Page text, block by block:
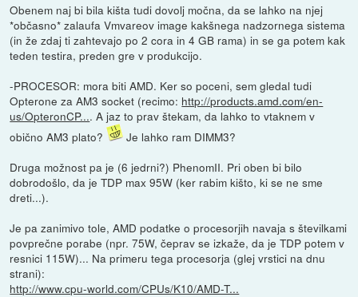
Obenem naj bi bila kišta tudi dovolj močna, da se lahko na njej
*občasno* zalaufa Vmvareov image kakšnega nadzornega sistema
(in že zdaj ti zahtevajo po 2 cora in 4 GB rama) in se ga potem kak
teden testira, preden gre v produkcijo.
-PROCESOR: mora biti AMD. Ker so poceni, sem gledal tudi
Opterone za AM3 socket (recimo: http://products.amd.com/en-
us/OpteronCP.... A jaz to prav štekam, da lahko to vtaknem v
obično AM3 plato?
Je lahko ram DIMM3?
Druga možnost pa je (6 jedrni?) PhenomII. Pri oben bi bilo
dobrodošlo, da je TDP max 95W (ker rabim kišto, ki se ne sme
dreti...).
Je pa zanimivo tole, AMD podatke o procesorjih navaja s številkami
povprečne porabe (npr. 75W, čeprav se izkaže, da je TDP potem v
resnici 115W)... Na primeru tega procesorja (glej vrstici na dnu
strani):
http://www.cpu-world.com/CPUs/K10/AMD-T...